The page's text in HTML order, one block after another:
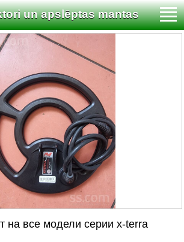
un apslēptas mantas
на все модели серии x-terra